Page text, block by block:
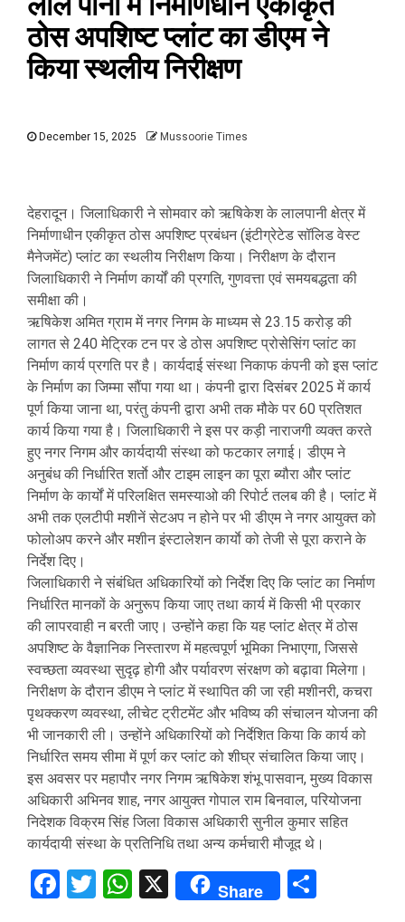
ठोस अपशिष्ट प्लांट का डीएम ने
किया स्थलीय निरीक्षण
December 15, 2025 Mussoorie Times
देहरादून। जिलाधिकारी ने सोमवार को ऋषिकेश के लालपानी क्षेत्र में
निर्माणाधीन एकीकृत ठोस अपशिष्ट प्रबंधन (इंटीग्रेटेड सॉलिड वेस्ट
मैनेजमेंट) प्लांट का स्थलीय निरीक्षण किया। निरीक्षण के दौरान
जिलाधिकारी ने निर्माण कार्यों की प्रगति, गुणवत्ता एवं समयबद्धता की
समीक्षा की।
ऋषिकेश अमित ग्राम में नगर निगम के माध्यम से 23.15 करोड़ की
लागत से 240 मेट्रिक टन पर डे ठोस अपशिष्ट प्रोसेसिंग प्लांट का
निर्माण कार्य प्रगति पर है। कार्यदाई संस्था निकाफ कंपनी को इस प्लांट
के निर्माण का जिम्मा सौंपा गया था। कंपनी द्वारा दिसंबर 2025 में कार्य
पूर्ण किया जाना था, परंतु कंपनी द्वारा अभी तक मौके पर 60 प्रतिशत
कार्य किया गया है। जिलाधिकारी ने इस पर कड़ी नाराजगी व्यक्त करते
हुए नगर निगम और कार्यदायी संस्था को फटकार लगाई। डीएम ने
अनुबंध की निर्धारित शर्ताे और टाइम लाइन का पूरा ब्यौरा और प्लांट
निर्माण के कार्यों में परिलक्षित समस्याओ की रिपोर्ट तलब की है। प्लांट में
अभी तक एलटीपी मशीनें सेटअप न होने पर भी डीएम ने नगर आयुक्त को
फोलोअप करने और मशीन इंस्टालेशन कार्याे को तेजी से पूरा कराने के
निर्देश दिए।
जिलाधिकारी ने संबंधित अधिकारियों को निर्देश दिए कि प्लांट का निर्माण
निर्धारित मानकों के अनुरूप किया जाए तथा कार्य में किसी भी प्रकार
की लापरवाही न बरती जाए। उन्होंने कहा कि यह प्लांट क्षेत्र में ठोस
अपशिष्ट के वैज्ञानिक निस्तारण में महत्वपूर्ण भूमिका निभाएगा, जिससे
स्वच्छता व्यवस्था सुदृढ़ होगी और पर्यावरण संरक्षण को बढ़ावा मिलेगा।
निरीक्षण के दौरान डीएम ने प्लांट में स्थापित की जा रही मशीनरी, कचरा
पृथक्करण व्यवस्था, लीचेट ट्रीटमेंट और भविष्य की संचालन योजना की
भी जानकारी ली। उन्होंने अधिकारियों को निर्देशित किया कि कार्य को
निर्धारित समय सीमा में पूर्ण कर प्लांट को शीघ्र संचालित किया जाए।
इस अवसर पर महापौर नगर निगम ऋषिकेश शंभू पासवान, मुख्य विकास
अधिकारी अभिनव शाह, नगर आयुक्त गोपाल राम बिनवाल, परियोजना
निदेशक विक्रम सिंह जिला विकास अधिकारी सुनील कुमार सहित
कार्यदायी संस्था के प्रतिनिधि तथा अन्य कर्मचारी मौजूद थे।
Facebook
TwitterWhatsApp
X Share